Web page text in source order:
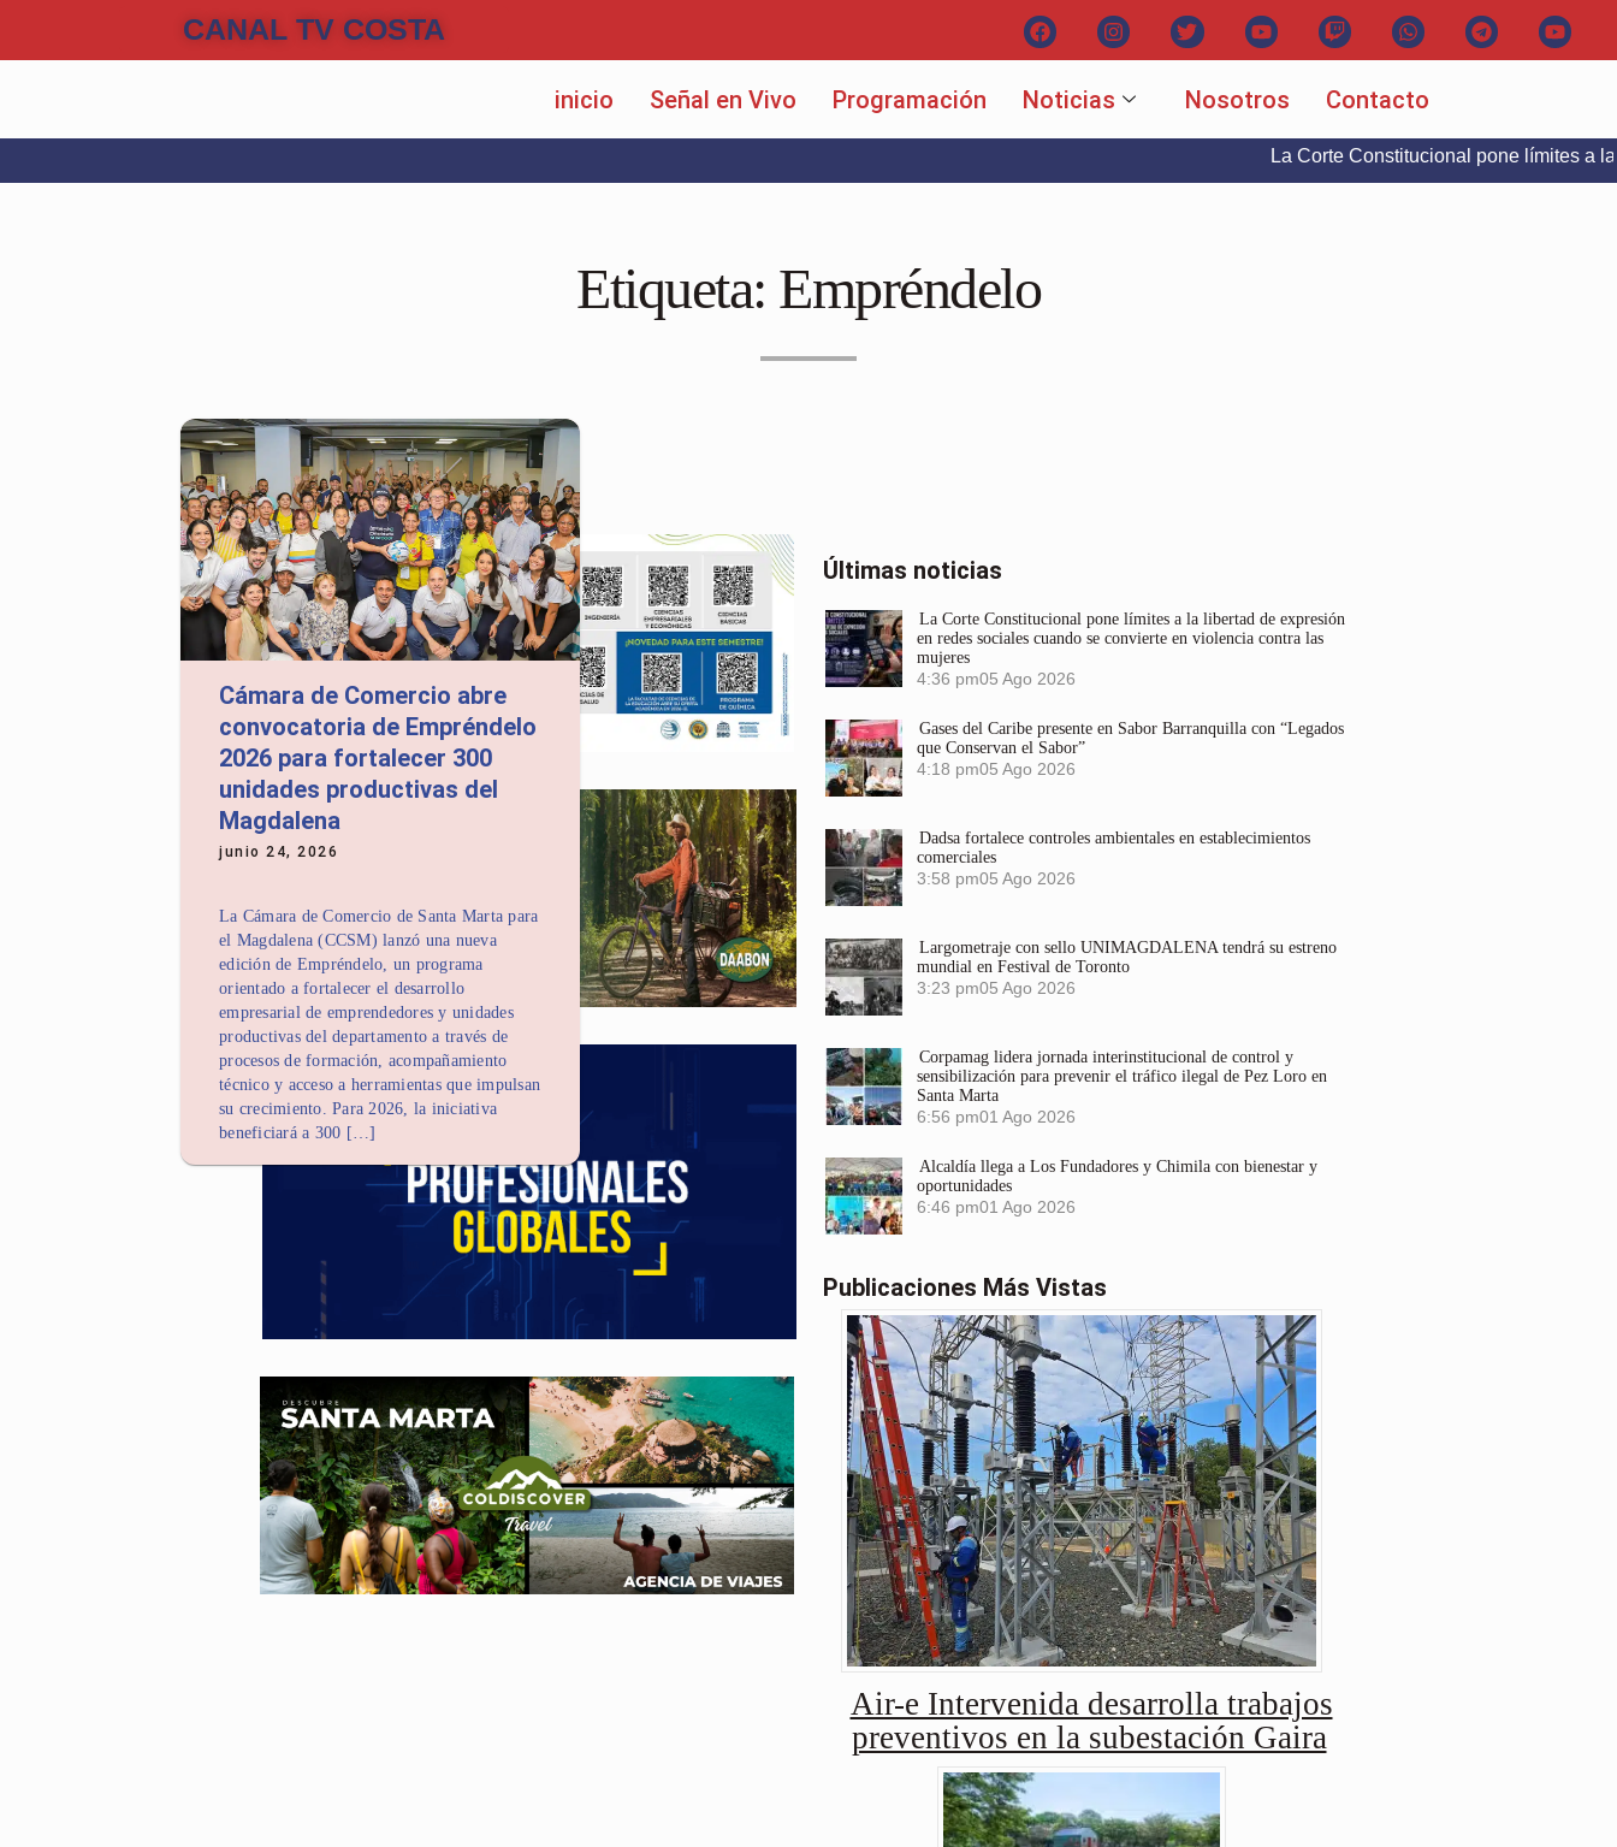
CANAL TV COSTA
inicio Señal en Vivo Programación Noticias Nosotros Contacto
La Corte Constitucional pone límites a la libertad
Etiqueta: Empréndelo
Cámara de Comercio abre
convocatoria de Empréndelo
2026 para fortalecer 300
unidades productivas del
Magdalena
junio 24, 2026
La Cámara de Comercio de Santa Marta para
el Magdalena (CCSM) lanzó una nueva
edición de Empréndelo, un programa
orientado a fortalecer el desarrollo
empresarial de emprendedores y unidades
productivas del departamento a través de
procesos de formación, acompañamiento
técnico y acceso a herramientas que impulsan
su crecimiento. Para 2026, la iniciativa
beneficiará a 300 […]
Últimas noticias
La Corte Constitucional pone límites a la libertad de expresión
en redes sociales cuando se convierte en violencia contra las
mujeres
4:36 pm05 Ago 2026
Gases del Caribe presente en Sabor Barranquilla con “Legados
que Conservan el Sabor”
4:18 pm05 Ago 2026
Dadsa fortalece controles ambientales en establecimientos
comerciales
3:58 pm05 Ago 2026
Largometraje con sello UNIMAGDALENA tendrá su estreno
mundial en Festival de Toronto
3:23 pm05 Ago 2026
Corpamag lidera jornada interinstitucional de control y
sensibilización para prevenir el tráfico ilegal de Pez Loro en
Santa Marta
6:56 pm01 Ago 2026
Alcaldía llega a Los Fundadores y Chimila con bienestar y
oportunidades
6:46 pm01 Ago 2026
Publicaciones Más Vistas
Air-e Intervenida desarrolla trabajos
preventivos en la subestación Gaira